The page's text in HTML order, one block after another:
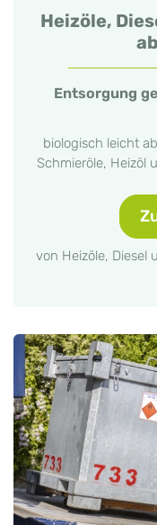
Heizöle,
Entsorgung
biologisch leicht
Schmieröle, Heizöl
von Heizöle, Diesel